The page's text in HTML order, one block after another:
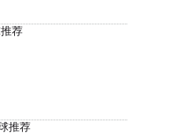
委副书记。2014年任中央美
荐
推荐